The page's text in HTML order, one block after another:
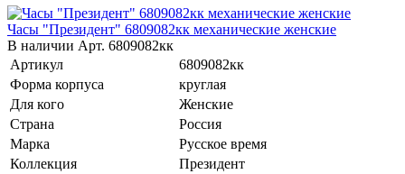
Часы "Президент" 6809082кк механические женские
В наличии Арт. 6809082кк
Артикул
6809082кк
Форма корпуса
круглая
Для кого
Женские
Страна
Россия
Марка
Русское время
Коллекция
Президент